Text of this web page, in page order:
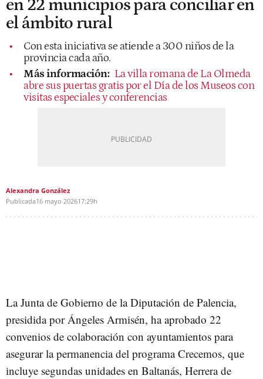
en 22 municipios para conciliar en
el ámbito rural
Con esta iniciativa se atiende a 300 niños de la
provincia cada año.
Más información: La villa romana de La Olmeda
abre sus puertas gratis por el Día de los Museos con
visitas especiales y conferencias
Alexandra González
Publicada16 mayo 202617:29h
La Junta de Gobierno de la Diputación de Palencia,
presidida por Ángeles Armisén, ha aprobado 22
convenios de colaboración con ayuntamientos para
asegurar la permanencia del programa Crecemos, que
incluye segundas unidades en Baltanás, Herrera de